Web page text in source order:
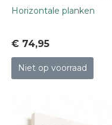
Horizontale planken
€ 74,95
Niet op voorraad